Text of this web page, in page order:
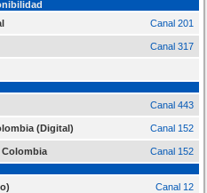
Canal 201
Canal 317
Canal 443
(Digital) Canal 152
Colombia Canal 152
Canal 12